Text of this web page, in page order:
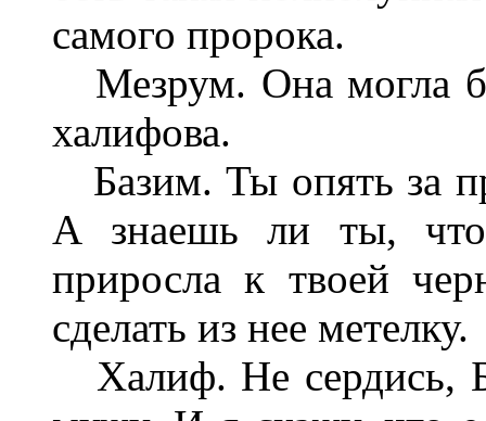
самого пророка.
Мезрум. Она могла
халифова.
Базим. Ты опять за
А знаешь ли ты, что
приросла к твоей
сделать из нее метелку.
Халиф. Не сердись,